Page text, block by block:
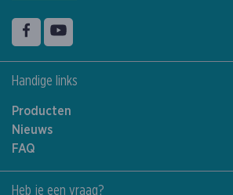
Volg ons op
Facebook
Handige links
Producten
Nieuws
FAQ
Heb je een vraag?